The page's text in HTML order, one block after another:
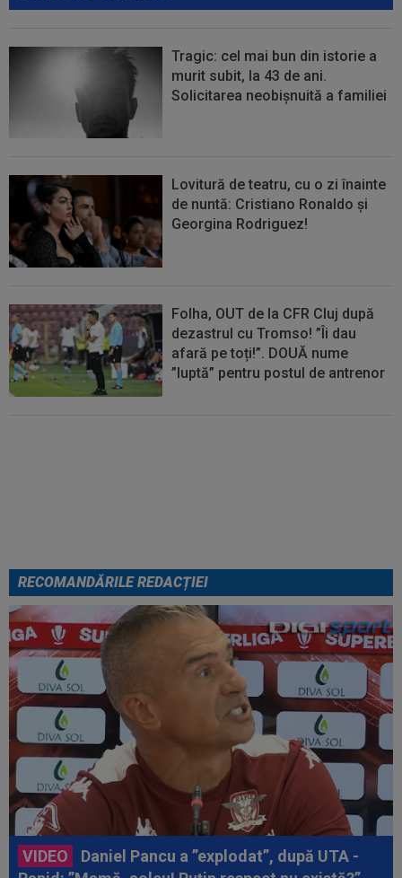
Tragic: cel mai bun din istorie a
murit subit, la 43 de ani.
Solicitarea neobișnuită a familiei
Lovitură de teatru, cu o zi înainte
de nuntă: Cristiano Ronaldo și
Georgina Rodriguez!
Folha, OUT de la CFR Cluj după
dezastrul cu Tromso! ”Îi dau
afară pe toți!”. DOUĂ nume
”luptă” pentru postul de antrenor
RECOMANDĂRILE REDACȚIEI
VIDEO
Daniel Pancu a ”explodat”, după UTA -